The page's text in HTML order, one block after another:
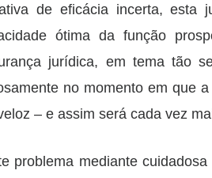
de eficácia incerta, esta
ótima da função
jurídica, em tema tão
no momento em que a
– e assim será cada vez
problema mediante